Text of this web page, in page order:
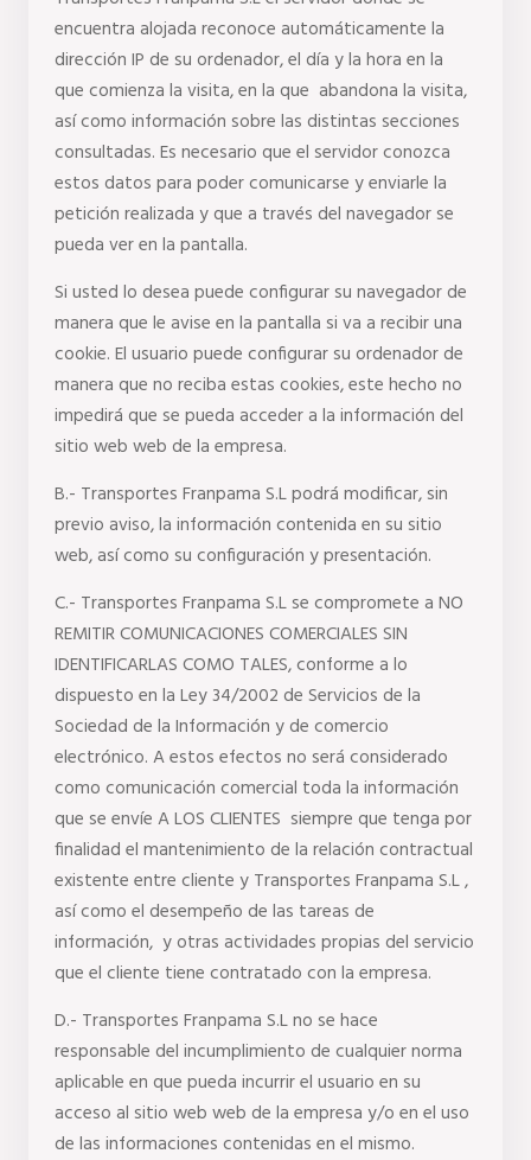
encuentra alojada reconoce automáticamente la
dirección IP de su ordenador, el día y la hora en la
que comienza la visita, en la que  abandona la visita,
así como información sobre las distintas secciones
consultadas. Es necesario que el servidor conozca
estos datos para poder comunicarse y enviarle la
petición realizada y que a través del navegador se
pueda ver en la pantalla.
Si usted lo desea puede configurar su navegador de
manera que le avise en la pantalla si va a recibir una
cookie. El usuario puede configurar su ordenador de
manera que no reciba estas cookies, este hecho no
impedirá que se pueda acceder a la información del
sitio web web de la empresa.
B.- Transportes Franpama S.L podrá modificar, sin
previo aviso, la información contenida en su sitio
web, así como su configuración y presentación.
C.- Transportes Franpama S.L se compromete a NO
REMITIR COMUNICACIONES COMERCIALES SIN
IDENTIFICARLAS COMO TALES, conforme a lo
dispuesto en la Ley 34/2002 de Servicios de la
Sociedad de la Información y de comercio
electrónico. A estos efectos no será considerado
como comunicación comercial toda la información
que se envíe A LOS CLIENTES  siempre que tenga por
finalidad el mantenimiento de la relación contractual
existente entre cliente y Transportes Franpama S.L ,
así como el desempeño de las tareas de
información,  y otras actividades propias del servicio
que el cliente tiene contratado con la empresa.
D.- Transportes Franpama S.L no se hace
responsable del incumplimiento de cualquier norma
aplicable en que pueda incurrir el usuario en su
acceso al sitio web web de la empresa y/o en el uso
de las informaciones contenidas en el mismo.